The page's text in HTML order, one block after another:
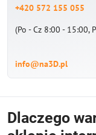
+420 572 155 055
(Po - Cz 8:00 - 15:00,
info@na3D.pl
Dlaczego